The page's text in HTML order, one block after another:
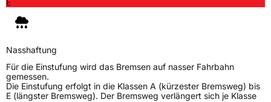
M+S
VerstärktXL
EU Label
Nasshaftung
Für die Einstufung wird das Bremsen auf nasser Fahrbahn
gemessen.
Die Einstufung erfolgt in die Klassen A (kürzester Bremsweg) bis
E (längster Bremsweg). Der Bremsweg verlängert sich je Klasse